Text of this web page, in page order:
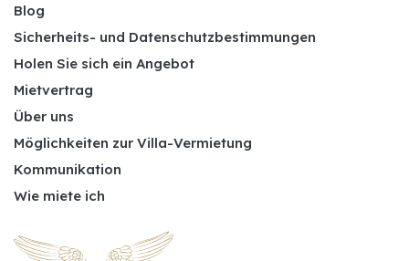
Blog
Sicherheits- und Datenschutzbestimmungen
Holen Sie sich ein Angebot
Mietvertrag
Über uns
Möglichkeiten zur Villa-Vermietung
Kommunikation
Wie miete ich